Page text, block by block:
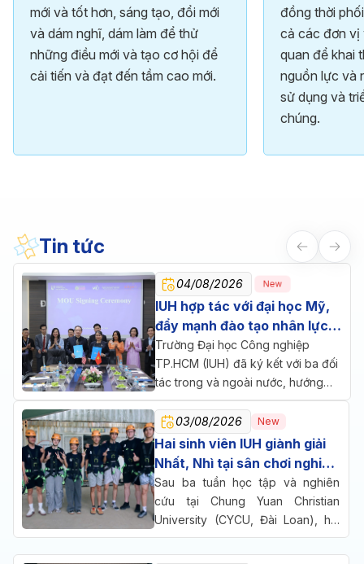
mới và tốt hơn, sáng tạo, đổi mới
và dám nghĩ, dám làm để thử
những điều mới và tạo cơ hội để
cải tiến và đạt đến tầm cao mới.
đồng thời
cả các đơn vị
quan để khai
nguồn lực và
sử dụng và
chúng.
Tin tức
04/08/2026 New
IUH hợp tác với đại học Mỹ,
đẩy mạnh đào tạo nhân lực
chăm sóc sức khỏe
Trường Đại học Công nghiệp
TP.HCM (IUH) đã ký kết với ba đối
tác trong và ngoài nước, hướng
đến một mục tiêu chung: đưa đào
tạo, nghiên cứu và doanh nghiệp
cùng ngồi lại giải bài toán nhân lực
cho ngành chăm sóc sức khỏe.
03/08/2026 New
Hai sinh viên IUH giành giải
Nhất, Nhì tại sân chơi nghiên
cứu quốc tế ở Đài Loan
Sau ba tuần học tập và nghiên
cứu tại Chung Yuan Christian
University (CYCU, Đài Loan), hai
sinh viên Trường Đại học Công
nghiệp TP.HCM (IUH) đã cùng